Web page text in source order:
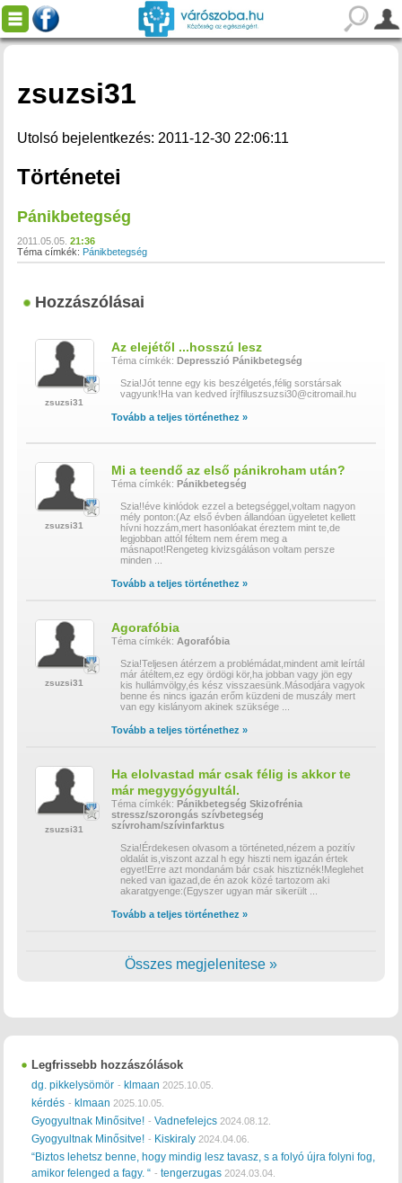
zsuzsi31
Utolsó bejelentkezés: 2011-12-30 22:06:11
Történetei
Pánikbetegség
2011.05.05. 21:36
Téma címkék: Pánikbetegség
Hozzászólásai
zsuzsi31
Az elejétől ...hosszú lesz
Téma címkék: Depresszió Pánikbetegség
Szia!Jót tenne egy kis beszélgetés,félig sorstársak
vagyunk!Ha van kedved írj!filuszsuzsi30@citromail.hu
Tovább a teljes történethez »
zsuzsi31
Mi a teendő az első pánikroham után?
Téma címkék: Pánikbetegség
Szia!!éve kinlódok ezzel a betegséggel,voltam nagyon
mély ponton:(Az első évben állandóan ügyeletet kellett
hívni hozzám,mert hasonlóakat éreztem mint te,de
legjobban attól féltem nem érem meg a
másnapot!Rengeteg kivizsgáláson voltam persze
minden
Tovább a teljes történethez »
zsuzsi31
Agorafóbia
Téma címkék: Agorafóbia
Szia!Teljesen átérzem a problémádat,mindent amit leírtál
már átéltem,ez egy ördögi kör,ha jobban vagy jön egy
kis hullámvölgy,és kész visszaesünk.Másodjára vagyok
benne és nincs igazán erőm küzdeni de muszály mert
van egy kislányom akinek szüksége
Tovább a teljes történethez »
zsuzsi31
Ha elolvastad már csak félig is akkor te
már megygyógyultál.
Téma címkék: Pánikbetegség Skizofrénia
stressz/szorongás szívbetegség
szívroham/szívinfarktus
Szia!Érdekesen olvasom a történeted,nézem a pozitív
oldalát is,viszont azzal h egy hiszti nem igazán értek
egyet!Erre azt mondanám bár csak hisztiznék!Meglehet
neked van igazad,de én azok közé tartozom aki
akaratgyenge:(Egyszer ugyan már sikerült
Tovább a teljes történethez »
Összes megjelenitese »
Legfrissebb hozzászólások
dg. pikkelysömör - klmaan 2025.10.05.
kérdés - klmaan 2025.10.05.
Gyogyultnak Minősitve! -Vadnefelejcs 2024.08.12.
Gyogyultnak Minősitve! - Kiskiraly 2024.04.06.
“Biztos lehetsz benne, hogy mindig lesz tavasz, s a folyó újra folyni fog,
amikor felenged a fagy. “ -tengerzugas 2024.03.04.